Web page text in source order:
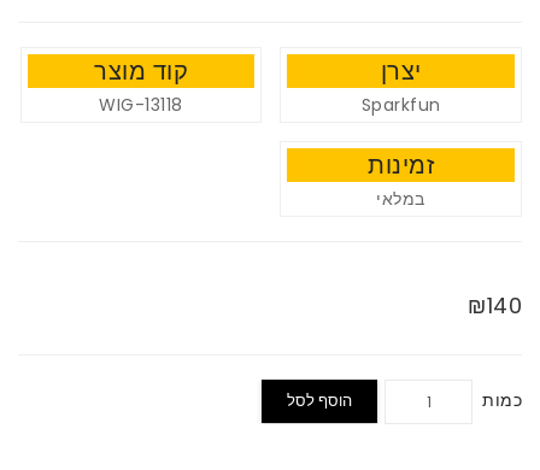
יצרן
Sparkfun
קוד מוצר
WIG-13118
זמינות
במלאי
₪140
כמות הוסף לסל